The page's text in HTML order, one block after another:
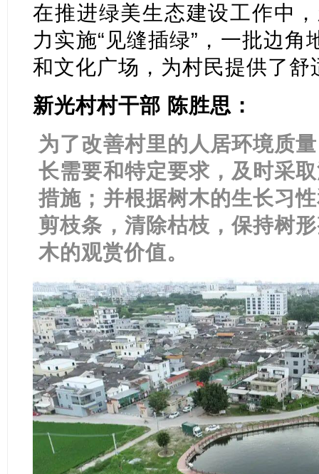
在推进绿美生态建设工作中
力实施“见缝插绿”，一批边角
和文化广场，为村民提供了
新光村村干部 陈胜思：
为了改善村里的人居环境质
长需要和特定要求，及时采
措施；并根据树木的生长习
剪枝条，清除枯枝，保持树
木的观赏价值。